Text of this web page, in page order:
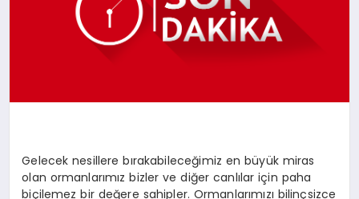
MAGAZIN
Gelecek nesillere bırakabileceğimiz en büyük miras
olan ormanlarımız bizler ve diğer canlılar için paha
biçilemez bir değere sahipler. Ormanlarımızı bilinçsizce